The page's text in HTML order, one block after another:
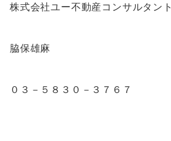
株式会社ユー不動産コンサルタント
脇保雄麻
０３－５８３０－３７６７